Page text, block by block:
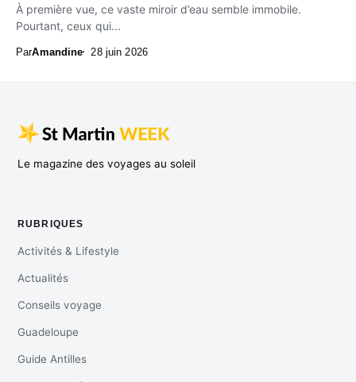
À première vue, ce vaste miroir d’eau semble immobile.
Pourtant, ceux qui...
ParAmandine 28 juin 2026
Le magazine des voyages au soleil
RUBRIQUES
Activités & Lifestyle
Actualités
Conseils voyage
Guadeloupe
Guide Antilles